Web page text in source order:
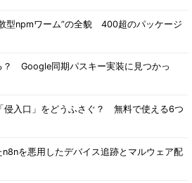
型npmワーム”の全貌 400超のパッケージ
？ Google同期パスキー実装に見つかっ
侵入口」をどうふさぐ？ 無料で使える6つ
n8nを悪用したデバイス追跡とマルウェア配